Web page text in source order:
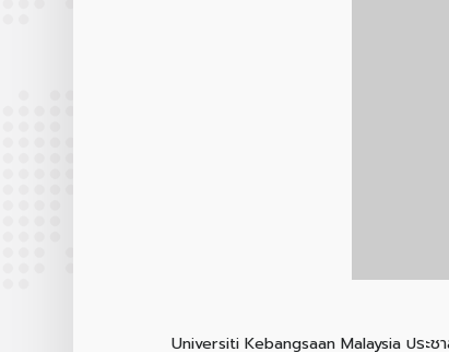
Universiti Kebangsaan Malaysia ปร